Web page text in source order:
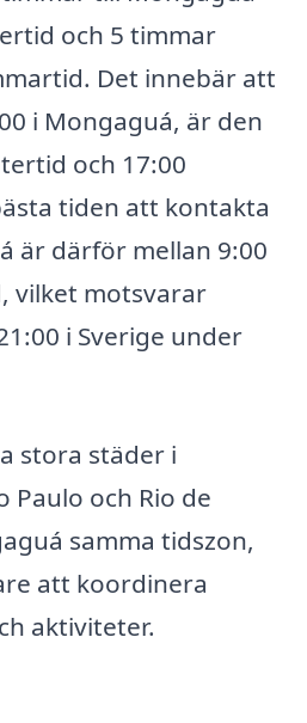
och 5 timmar
Det innebär att
i Mongaguá, är den
och 17:00
tiden att kontakta
är därför mellan 9:00
vilket motsvarar
i Sverige under
stora städer i
Paulo och Rio de
samma tidszon,
att koordinera
aktiviteter.